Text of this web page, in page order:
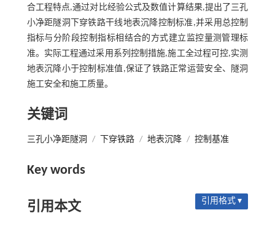
合工程特点,通过对比经验公式及数值计算结果,提出了三孔
小净距隧洞下穿铁路干线地表沉降控制标准,并采用总控制
指标与分阶段控制指标相结合的方式建立监控量测管理标
准。实际工程通过采用系列控制措施,施工全过程可控,实测
地表沉降小于控制标准值,保证了铁路正常运营安全、隧洞
施工安全和施工质量。
关键词
三孔小净距隧洞 / 下穿铁路 / 地表沉降 / 控制基准
Key words
引用本文 引用格式 ▾